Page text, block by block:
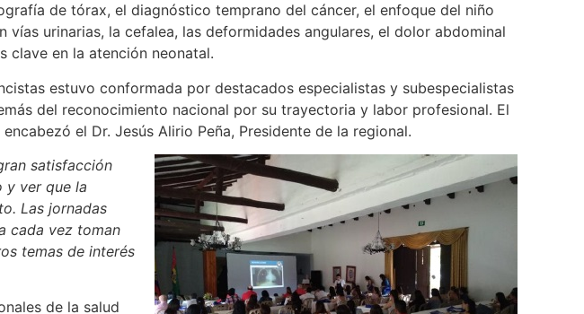
de tórax, el diagnóstico temprano del cáncer, el enfoque del niño
vías urinarias, la cefalea, las deformidades angulares, el dolor abdominal
clave en la atención neonatal.
estuvo conformada por destacados especialistas y subespecialistas
del reconocimiento nacional por su trayectoria y labor profesional. El
el Dr. Jesús Alirio Peña, Presidente de la regional.
satisfacción
y ver que la
Las jornadas
cada vez toman
temas de interés
de la salud